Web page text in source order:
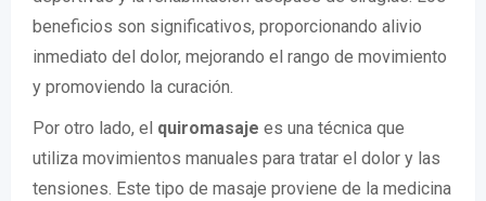
beneficios son significativos, proporcionando alivio
inmediato del dolor, mejorando el rango de movimiento
y promoviendo la curación.
Por otro lado, el quiromasaje es una técnica que
utiliza movimientos manuales para tratar el dolor y las
tensiones. Este tipo de masaje proviene de la medicina